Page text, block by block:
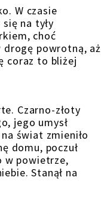
W czasie
na tyły
choć
drogę powrotną, aż
coraz to bliżej
Czarno-złoty
jego umysł
świat zmieniło
domu, poczuł
w powietrze,
Stanął na